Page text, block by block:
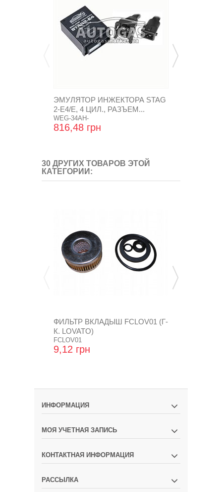
ЭМУЛЯТОР ИНЖЕКТОРА STAG
2-E4/E, 4 ЦИЛ., РАЗЪЕМ...
WEG-34AH-
816,48 грн
30 ДРУГИХ ТОВАРОВ ЭТОЙ
КАТЕГОРИИ:
ФИЛЬТР ВКЛАДЫШ FCLOV01 (Г-
К. LOVATO)
FCLOV01
9,12 грн
ИНФОРМАЦИЯ
МОЯ УЧЕТНАЯ ЗАПИСЬ
КОНТАКТНАЯ ИНФОРМАЦИЯ
РАССЫЛКА